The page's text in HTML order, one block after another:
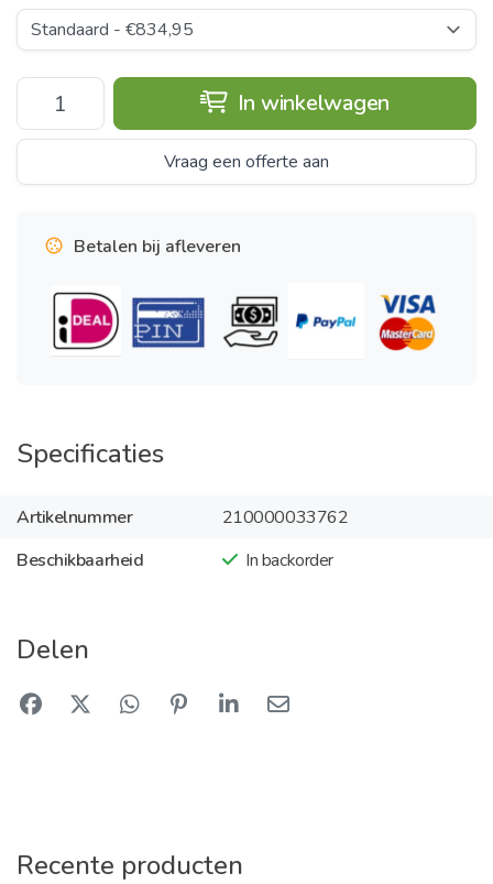
In winkelwagen
Vraag een offerte aan
Betalen bij afleveren
Specificaties
Artikelnummer
210000033762
Beschikbaarheid
In backorder
Delen
Recente producten